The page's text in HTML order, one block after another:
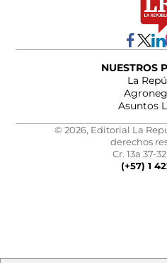
NUESTROS
La
Asuntos
© 2026, Editorial La
derechos
Cr. 13a 37-
(+57) 1